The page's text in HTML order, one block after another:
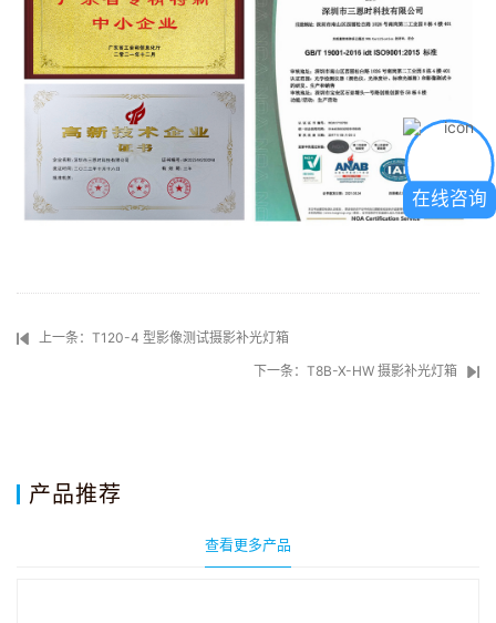
上一条：T120-4 型影像测试摄影补光灯箱
下一条：T8B-X-HW 摄影补光灯箱
产品推荐
查看更多产品
在线咨询